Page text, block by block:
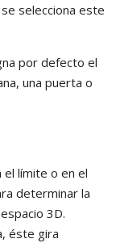
selecciona este
por defecto el
una puerta o
límite o en el
determinar la
3D.
éste gira